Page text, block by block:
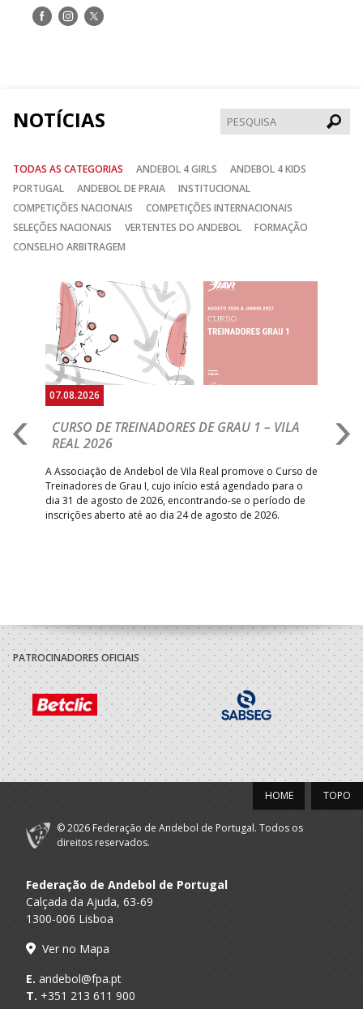
Siga-Siga-Siga-
NOTÍCIAS
TODAS AS CATEGORIAS ANDEBOL 4 GIRLS
ANDEBOL 4 KIDS
PORTUGAL
ANDEBOL DE PRAIA
INSTITUCIONAL
COMPETIÇÕES NACIONAIS
COMPETIÇÕES INTERNACIONAIS
SELEÇÕES NACIONAIS
VERTENTES DO ANDEBOL
FORMAÇÃO
CONSELHO ARBITRAGEM
07.08.2026
CURSO DE TREINADORES DE GRAU 1 – VILA
REAL 2026
A Associação de Andebol de Vila Real promove o Curso de
Treinadores de Grau I, cujo início está agendado para o
dia 31 de agosto de 2026, encontrando-se o período de
inscrições aberto até ao dia 24 de agosto de 2026.
Anterior
PATROCINADORES OFICIAIS
TOPO
HOME
© 2026 Federação de Andebol de Portugal. Todos os
direitos reservados.
Federação de Andebol de Portugal
Calçada da Ajuda, 63-69
1300-006 Lisboa
Ver no Mapa
E. andebol@fpa.pt
T. +351 213 611 900